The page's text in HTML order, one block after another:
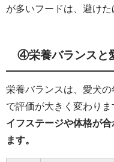
が多いフードは、避けた
④栄養バランスと
栄養バランスは、愛犬
で評価が大きく変わりま
イフステージや体格が
ます。